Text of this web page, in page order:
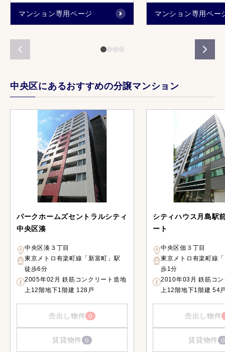
マンション専用ページ マンション専用ペー
中央区にあるおすすめの分譲マンション
パークホームズセントラルシティ
中央区湊
中央区湊３丁目
東京メトロ有楽町線「新富町」駅
徒歩6分
2005年02月 鉄筋コンクリート造地
上12階地下1階建 128戸
売出し物件 0
賃貸物件 0
シティハウス月島駅
ート
中央区佃３丁目
東京メトロ有楽町線
歩1分
2010年03月 鉄筋コ
上12階地下1階建 54
売出し物件
賃貸物件 0